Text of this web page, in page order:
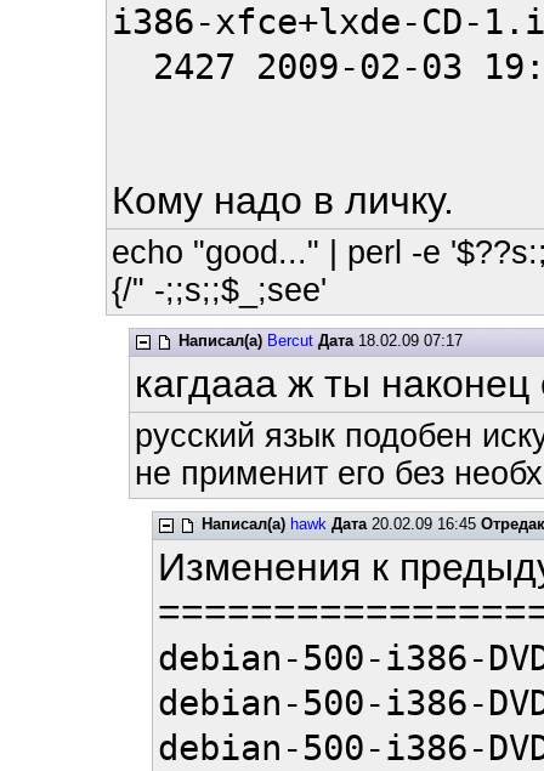
i386-xfce+lxde-CD-
2427 2009-02-03
Кому надо в личку.
echo "good..." | perl -e
{/" -;;s;;$_;see'
Написал(а) Bercut Дата18.02.09 07:17
кагдааа ж ты
русский язык подобен
не применит его без
Написал(а) hawk Дата20.02.09 16:45
Изменения к
debian-500-i386-
debian-500-i386-
debian-500-i386-